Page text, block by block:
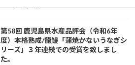
第58回 鹿児島県水産品評会（令和6年
度）本格熟成/龍鰻「蒲焼かないうなぎシ
リーズ」３年連続での受賞を致しまし
た。